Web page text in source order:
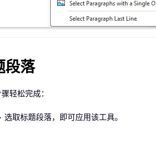
段落
轻松完成：
取标题段落，即可应用该工具。